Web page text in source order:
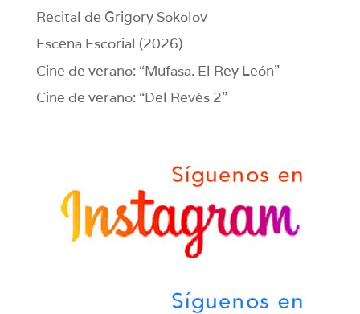
Recital de Grigory Sokolov
Escena Escorial (2026)
Cine de verano: “Mufasa. El Rey León”
Cine de verano: “Del Revés 2”